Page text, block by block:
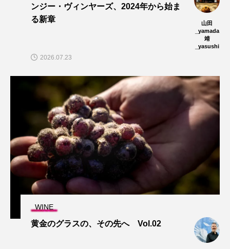
ンジー・ヴィンヤーズ、2024年から始ま
る新章
山田
_yamada
靖
_yasushi
2026.07.23
WINE
黄金のグラスの、その先へ Vol.02